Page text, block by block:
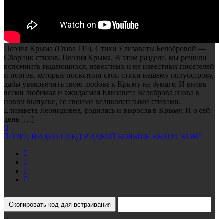
Поэзия Крыма (Глава 119). Стихи Елизаветы Белобровой —
Сборник стихов. Поэзия Крыма. В этом разделе, мы решили
вспомнить выдающихся, известных и не известных писателей
и поэтов, которые посвятили свои стихи нашему полуострову,
дабы увековечить свою любовь к Крыму на бумаге. И вновь
всеми любимая и ожидаемая Елизавета Белоброва снова в
новом выпуске, со своими великолепными стихами.
Елизавета Леонидовна, родилась и выросла в Крыму. И о сей
день […]
ПРЕД ВИДЕО СЛЕД ВИДЕО БОЛЬШЕ ВЫПУСКОВ
Скопировать код для встраивания